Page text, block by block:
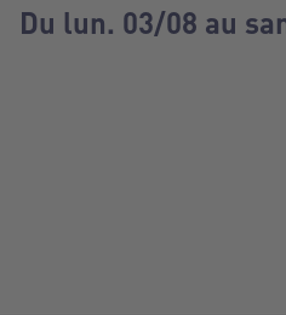
Du lun. 03/08 au